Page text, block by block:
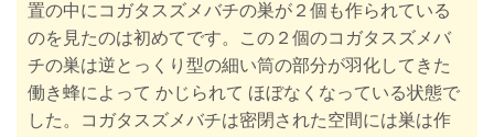
置の中にコガタスズメバチの巣が２個も作られている
のを見たのは初めてです。この２個のコガタスズメバ
チの巣は逆とっくり型の細い筒の部分が羽化してきた
働き蜂によって かじられて ほぼなくなっている状態で
した。コガタスズメバチは密閉された空間には巣は作